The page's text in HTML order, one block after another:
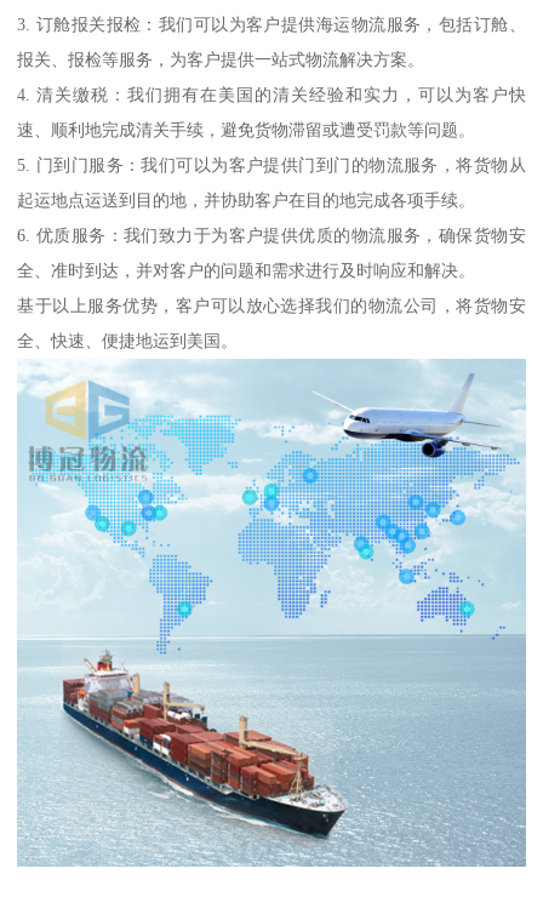
3. 订舱报关报检：我们可以为客户提供海运物流服务，包括订舱、
报关、报检等服务，为客户提供一站式物流解决方案。
4. 清关缴税：我们拥有在美国的清关经验和实力，可以为客户快
速、顺利地完成清关手续，避免货物滞留或遭受罚款等问题。
5. 门到门服务：我们可以为客户提供门到门的物流服务，将货物从
起运地点运送到目的地，并协助客户在目的地完成各项手续。
6. 优质服务：我们致力于为客户提供优质的物流服务，确保货物安
全、准时到达，并对客户的问题和需求进行及时响应和解决。
基于以上服务优势，客户可以放心选择我们的物流公司，将货物安
全、快速、便捷地运到美国。